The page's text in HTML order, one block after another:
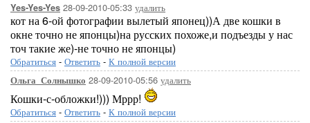
Yes-Yes-Yes 28-09-2010-05:33 удалить
кот на 6-ой фотографии вылетый японец))А две кошки в
окне точно не японцы)на русских похоже,и подъезды у нас
точ такие же)-не точно не японцы)
Обратиться - Ответить - К полной версии
Ольга_Солнышко 28-09-2010-05:56 удалить
Кошки-с-обложки!))) Мррр!
Обратиться - Ответить - К полной версии